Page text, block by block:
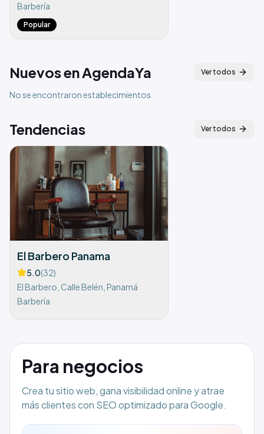
Barbería
Popular
Nuevos en AgendaYa Ver todos
No se encontraron establecimientos
Tendencias Ver todos
El Barbero Panama
5.0(32)
El Barbero, Calle Belén, Panamá
Barbería
Para negocios
Crea tu sitio web, gana visibilidad online y atrae
más clientes con SEO optimizado para Google.